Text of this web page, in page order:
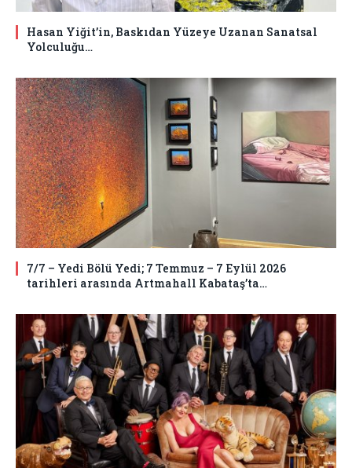
Hasan Yiğit’in, Baskıdan Yüzeye Uzanan Sanatsal
Yolculuğu…
7/7 – Yedi Bölü Yedi; 7 Temmuz – 7 Eylül 2026
tarihleri arasında Artmahall Kabataş’ta…